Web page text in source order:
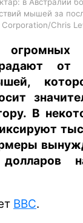
мышей за
Chris
от
В
BBC.